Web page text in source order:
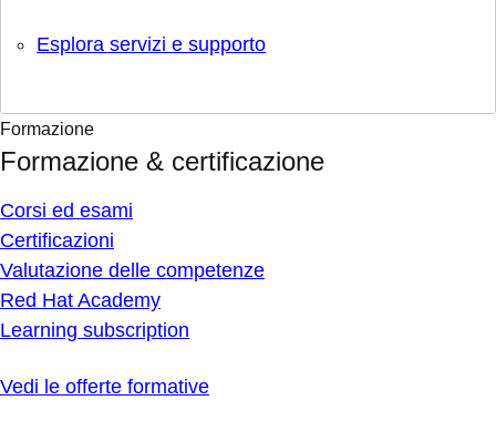
Esplora servizi e supporto
Formazione
Formazione & certificazione
Corsi ed esami
Certificazioni
Valutazione delle competenze
Red Hat Academy
Learning subscription
Vedi le offerte formative